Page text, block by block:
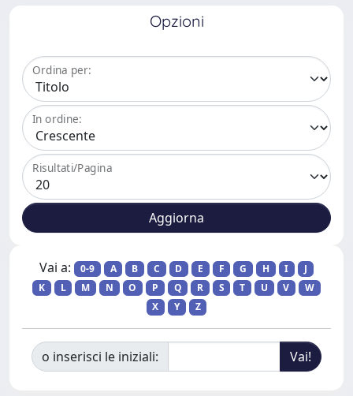
Opzioni
Ordina per:
In ordine:
Risultati/Pagina
Vai a: 0-9 A B C D E F G H I
J
K
L M N O P Q R S T U V
W
X
Y Z
o inserisci le iniziali: